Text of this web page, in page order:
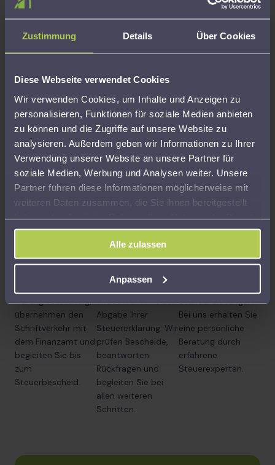
Zustimmung Details Über Cookies
Diese Webseite verwendet Cookies
Wir verwenden Cookies, um Inhalte und Anzeigen zu
personalisieren, Funktionen für soziale Medien anbieten
zu können und die Zugriffe auf unsere Website zu
analysieren. Außerdem geben wir Informationen zu Ihrer
Verwendung unserer Website an unsere Partner für
soziale Medien, Werbung und Analysen weiter. Unsere
Partner führen diese Informationen möglicherweise mit
weiteren Daten zusammen, die Sie ihnen bereitgestellt
haben oder die sie im Rahmen Ihrer Nutzung der Dienste
gesammelt haben.
Alle zulassen
Anpassen
Kompetenz, Sicherheit und Transparenz
Kompetenz, Sicherheit und Transparenz Unsere
Beratungsleistungen erfolgen auf Grundlage der gesetzlichen
Beratungsbefugnis gemäß § 4 Nr. 11 des
und hohe Qualitätsstandards stellen wir sicher, dass Sie
werden. Für zusätzliche Sicherheit ist der
Lohnsteuerhilfeverein Hessen e.V. über eine
Vermögensschaden-Haftpflichtversicherung abgesichert
und haftet im Falle einer fehlerhaften Beratungsleistung.
Sämtliche Leistungen im gesetzlichen Beratungsumfang sind
bereits mit dem jährlichen Mitgliedsbeitrag sowie der
einmaligen Aufnahmegebühr abgegolten – versteckte oder
zusätzliche Beratungskosten entstehen nicht. Die Aufsicht
Oberfinanzbehörde.
klärung vollständig,
übernehmen den
Schriftverkehr mit
dem Finanzamt und
begleiten Sie bis
zum
Steuerbescheid.
Auch nach der
Abgabe für Sie da
Unsere
Unterstützung
endet nicht mit der
Abgabe Ihrer
Steuererklärung. Wir
prüfen Bescheide,
beantworten
Rückfragen und
begleiten Sie bei
allen weiteren
Schritten.
Standardlösungen.
Bei uns erhalten Sie
eine persönliche
Beratung durch
erfahrene
Steuerexperten.